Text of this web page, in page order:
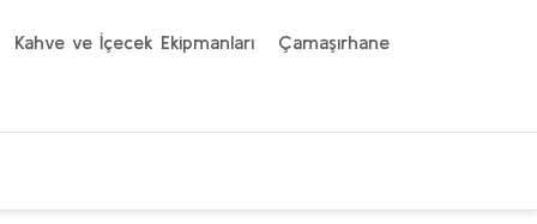
Kahve ve İçecek Ekipmanları Çamaşırhane